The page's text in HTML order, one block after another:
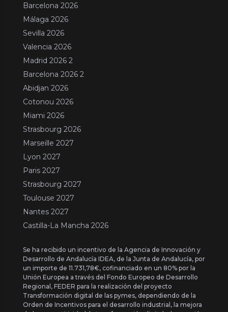
Barcelona 2026
Málaga 2026
Sevilla 2026
Valencia 2026
Madrid 2026 2
Barcelona 2026 2
Abidjan 2026
Cotonou 2026
Miami 2026
Strasbourg 2026
Marseille 2027
Lyon 2027
Paris 2027
Strasbourg 2027
Toulouse 2027
Nantes 2027
Castilla-La Mancha 2026
Se ha recibido un incentivo de la Agencia de Innovación y
Desarrollo de Andalucía IDEA, de la Junta de Andalucía, por
un importe de 11.731,78€, cofinanciado en un 80% por la
Unión Europea a través del Fondo Europeo de Desarrollo
Regional, FEDER para la realización del proyecto
Transformación digital de las pymes, dependiendo de la
Orden de Incentivos para el desarrollo industrial, la mejora